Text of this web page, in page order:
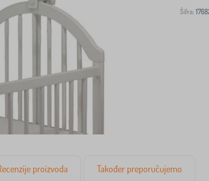
Šifra:
proizvoda Također preporučujemo